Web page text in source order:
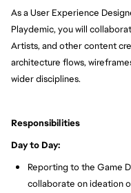
As a User Experience
Playdemic, you will
Artists, and other content
architecture flows,
wider disciplines.
Responsibilities
Day to Day:
Reporting to the Game
collaborate on ideation